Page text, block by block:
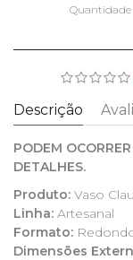
Quantidade
Descrição
PODEM
DETALHES.
Produto: Vaso
Linha: Artesanal
Formato:
Dimensões